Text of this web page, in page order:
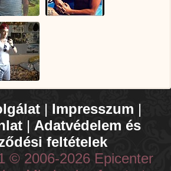
| Impresszum |
| Adatvédelem és
feltételek
© 2006-2026 Epicenter